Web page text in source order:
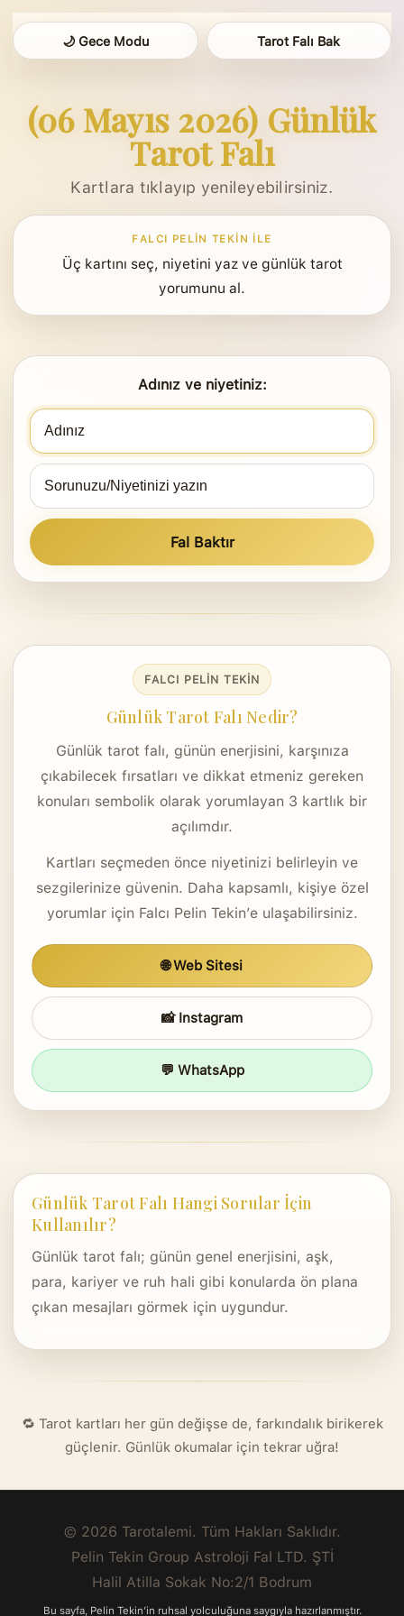
🌙 Gece Modu Tarot Falı Bak
(06 Mayıs 2026) Günlük
Tarot Falı
Kartlara tıklayıp yenileyebilirsiniz.
FALCI PELIN TEKIN ILE
Üç kartını seç, niyetini yaz ve günlük tarot
yorumunu al.
Adınız ve niyetiniz:
Fal Baktır
FALCI PELIN TEKIN
Günlük Tarot Falı Nedir?
Günlük tarot falı, günün enerjisini, karşınıza
çıkabilecek fırsatları ve dikkat etmeniz gereken
konuları sembolik olarak yorumlayan 3 kartlık bir
açılımdır.
Kartları seçmeden önce niyetinizi belirleyin ve
sezgilerinize güvenin. Daha kapsamlı, kişiye özel
yorumlar için Falcı Pelin Tekin’e ulaşabilirsiniz.
🌐 Web Sitesi
📸 Instagram
💬 WhatsApp
Günlük Tarot Falı Hangi Sorular İçin
Kullanılır?
Günlük tarot falı; günün genel enerjisini, aşk,
para, kariyer ve ruh hali gibi konularda ön plana
çıkan mesajları görmek için uygundur.
🔁 Tarot kartları her gün değişse de, farkındalık birikerek
güçlenir. Günlük okumalar için tekrar uğra!
© 2026 Tarotalemi. Tüm Hakları Saklıdır.
Pelin Tekin Group Astroloji Fal LTD. ŞTİ
Halil Atilla Sokak No:2/1 Bodrum
Bu sayfa, Pelin Tekin’in ruhsal yolculuğuna saygıyla hazırlanmıştır.